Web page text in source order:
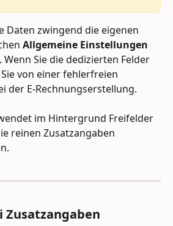
Daten zwingend die eigenen
Allgemeine Einstellungen
. Wenn Sie die dedizierten Felder
von einer fehlerfreien
der E-Rechnungserstellung.
im Hintergrund Freifelder
reinen Zusatzangaben
Zusatzangaben